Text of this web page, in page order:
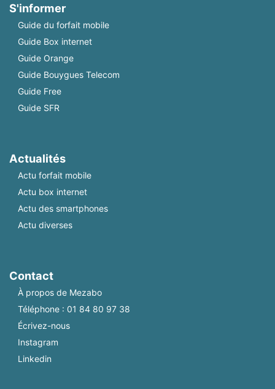
S'informer
Guide du forfait mobile
Guide Box internet
Guide Orange
Guide Bouygues Telecom
Guide Free
Guide SFR
Actualités
Actu forfait mobile
Actu box internet
Actu des smartphones
Actu diverses
Contact
À propos de Mezabo
Téléphone : 01 84 80 97 38
Écrivez-nous
Instagram
Linkedin